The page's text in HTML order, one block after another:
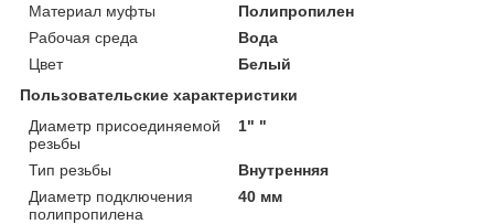
Материал муфты
Полипропилен
Рабочая среда
Вода
Цвет
Белый
Пользовательские характеристики
Диаметр присоединяемой
резьбы
1" "
Тип резьбы
Внутренняя
Диаметр подключения
полипропилена
40 мм